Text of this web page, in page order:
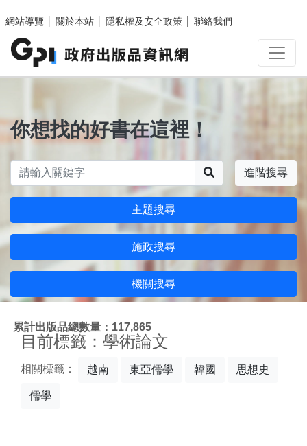
網站導覽
關於本站 隱私權及安全政策 聯絡我們
你想找的好書在這裡！
進階搜尋
主題搜尋
施政搜尋
機關搜尋
累計出版品總數量：117,865
目前標籤：學術論文
相關標籤： 越南 東亞儒學 韓國 思想史
儒學